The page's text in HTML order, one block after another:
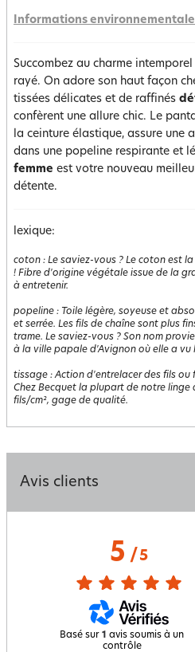
Informations
Succombez au charme intemporel
rayé. On adore son haut façon
tissées délicates et de raffinés
confèrent une allure chic. Le
la ceinture élastique, assure une
dans une popeline respirante et
femme est votre nouveau
détente.
lexique:
coton : Le saviez-vous ? Le coton est
! Fibre d'origine végétale issue de la
à entretenir.
popeline : Toile légère, soyeuse et
et serrée. Les fils de chaîne sont plus
trame. Le saviez-vous ? Son nom
à la ville papale d'Avignon où elle a vu
tissage :Action d'entrelacer des fils ou
Chez Becquet la plupart de notre linge
fils/cm², gage de qualité.
Avis clients
5/ 5
Basé sur 1 avis soumis à un
contrôle